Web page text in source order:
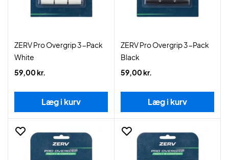
ZERV Pro Overgrip 3-Pack
White
59,00 kr.
Læg i kurv
ZERV Pro Overgrip 3-Pack
Black
59,00 kr.
Læg i kurv